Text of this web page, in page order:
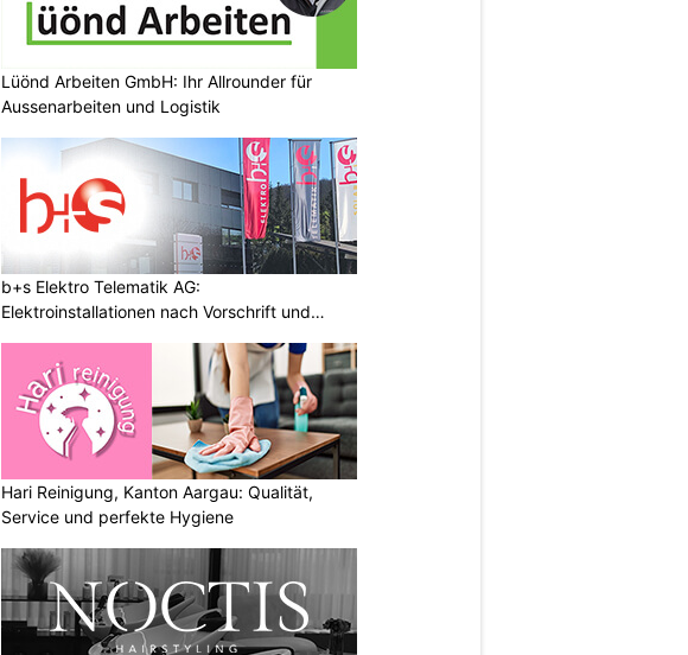
Lüönd Arbeiten GmbH: Ihr Allrounder für
Aussenarbeiten und Logistik
b+s Elektro Telematik AG:
Elektroinstallationen nach Vorschrift und
Hari Reinigung, Kanton Aargau: Qualität,
Service und perfekte Hygiene